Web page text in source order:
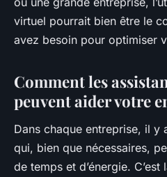
virtuel pourrait bien être le
avez besoin pour optimiser
Comment les
peuvent aider votre
Dans chaque entreprise, il y
qui, bien que nécessaires,
de temps et d’énergie. C’est